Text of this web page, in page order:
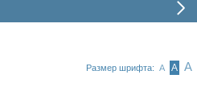
Размер шрифта: А А А